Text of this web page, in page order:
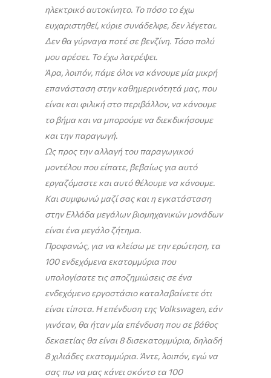
ηλεκτρικό αυτοκίνητο. Το πόσο το έχω
ευχαριστηθεί, κύριε συνάδελφε, δεν λέγεται.
Δεν θα γύρναγα ποτέ σε βενζίνη. Τόσο πολύ
μου αρέσει. Το έχω λατρέψει.
Άρα, λοιπόν, πάμε όλοι να κάνουμε μία μικρή
επανάσταση στην καθημερινότητά μας, που
είναι και φιλική στο περιβάλλον, να κάνουμε
το βήμα και να μπορούμε να διεκδικήσουμε
και την παραγωγή.
Ως προς την αλλαγή του παραγωγικού
μοντέλου που είπατε, βεβαίως για αυτό
εργαζόμαστε και αυτό θέλουμε να κάνουμε.
Και συμφωνώ μαζί σας και η εγκατάσταση
στην Ελλάδα μεγάλων βιομηχανικών μονάδων
είναι ένα μεγάλο ζήτημα.
Προφανώς, για να κλείσω με την ερώτηση, τα
100 ενδεχόμενα εκατομμύρια που
υπολογίσατε τις αποζημιώσεις σε ένα
ενδεχόμενο εργοστάσιο καταλαβαίνετε ότι
είναι τίποτα. Η επένδυση της Volkswagen, εάν
γινόταν, θα ήταν μία επένδυση που σε βάθος
δεκαετίας θα είναι 8 δισεκατομμύρια, δηλαδή
8 χιλιάδες εκατομμύρια. Άντε, λοιπόν, εγώ να
σας πω να μας κάνει σκόντο τα 100